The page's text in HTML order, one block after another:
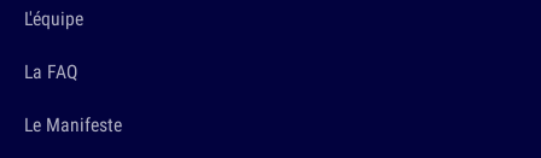
L'équipe
La FAQ
Le Manifeste